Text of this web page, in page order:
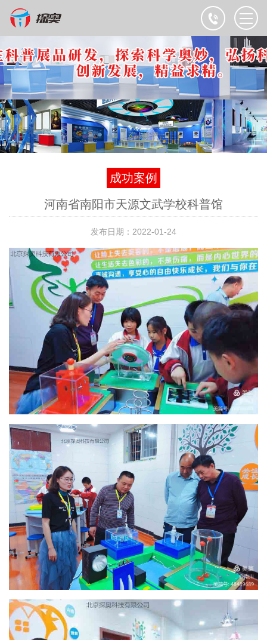
成功案例
河南省南阳市天源文武学校科普馆
发布日期：2022-01-24